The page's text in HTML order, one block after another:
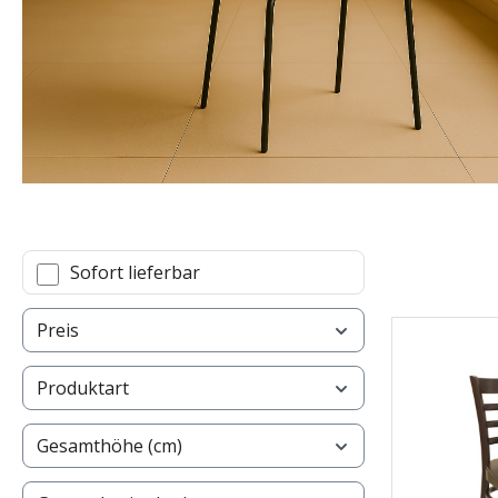
Sofort lieferbar
Preis
Produktart
Gesamthöhe (cm)